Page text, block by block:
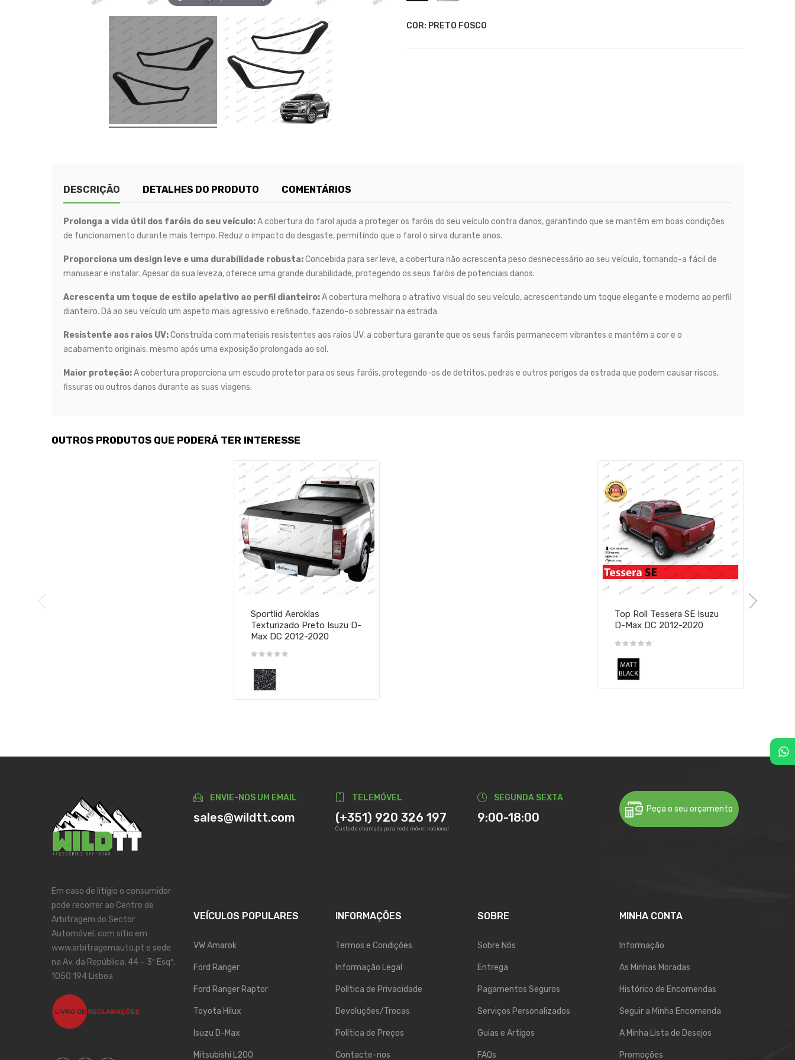
COR: PRETO FOSCO
DESCRIÇÃO DETALHES DO PRODUTO COMENTÁRIOS
Prolonga a vida útil dos faróis do seu veículo:A cobertura do farol ajuda a proteger os faróis do seu veículo contra danos, garantindo que se mantêm em boas condições
de funcionamento durante mais tempo. Reduz o impacto do desgaste, permitindo que o farol o sirva durante anos.
Proporciona um design leve e uma durabilidade robusta:Concebida para ser leve, a cobertura não acrescenta peso desnecessário ao seu veículo, tornando-a fácil de
manusear e instalar. Apesar da sua leveza, oferece uma grande durabilidade, protegendo os seus faróis de potenciais danos.
Acrescenta um toque de estilo apelativo ao perfil dianteiro:A cobertura melhora o atrativo visual do seu veículo, acrescentando um toque elegante e moderno ao perfil
dianteiro. Dá ao seu veículo um aspeto mais agressivo e refinado, fazendo-o sobressair na estrada.
Resistente aos raios UV:Construída com materiais resistentes aos raios UV, a cobertura garante que os seus faróis permanecem vibrantes e mantêm a cor e o
acabamento originais, mesmo após uma exposição prolongada ao sol.
Maior proteção:A cobertura proporciona um escudo protetor para os seus faróis, protegendo-os de detritos, pedras e outros perigos da estrada que podem causar riscos,
fissuras ou outros danos durante as suas viagens.
OUTROS PRODUTOS QUE PODERÁ TER INTERESSE
Sportlid Aeroklas
Texturizado Preto Isuzu D-
Max DC 2012-2020
Top Roll Tessera SE Isuzu
D-Max DC 2012-2020
ENVIE-NOS UM EMAIL
sales@wildtt.com
TELEMÓVEL
(+351) 920 326 197
Custo de chamada para rede móvel nacional
SEGUNDA SEXTA
9:00-18:00
Peça o seu orçamento
Em caso de litígio o consumidor
pode recorrer ao Centro de
Arbitragem do Sector
Automóvel, com sítio em
www.arbitragemauto.pt e sede
na Av. da República, 44 – 3º Esqº,
1050 194 Lisboa
VEÍCULOS POPULARES
VW Amarok
Ford Ranger
Ford Ranger Raptor
Toyota Hilux
Isuzu D-Max
Mitsubishi L200
INFORMAÇÕES
Termos e Condições
Informação Legal
Política de Privacidade
Devoluções/Trocas
Política de Preços
Contacte-nos
SOBRE
Sobre Nós
Entrega
Pagamentos Seguros
Serviços Personalizados
Guias e Artigos
FAQs
MINHA CONTA
Informação
As Minhas Moradas
Histórico de Encomendas
Seguir a Minha Encomenda
A Minha Lista de Desejos
Promoções